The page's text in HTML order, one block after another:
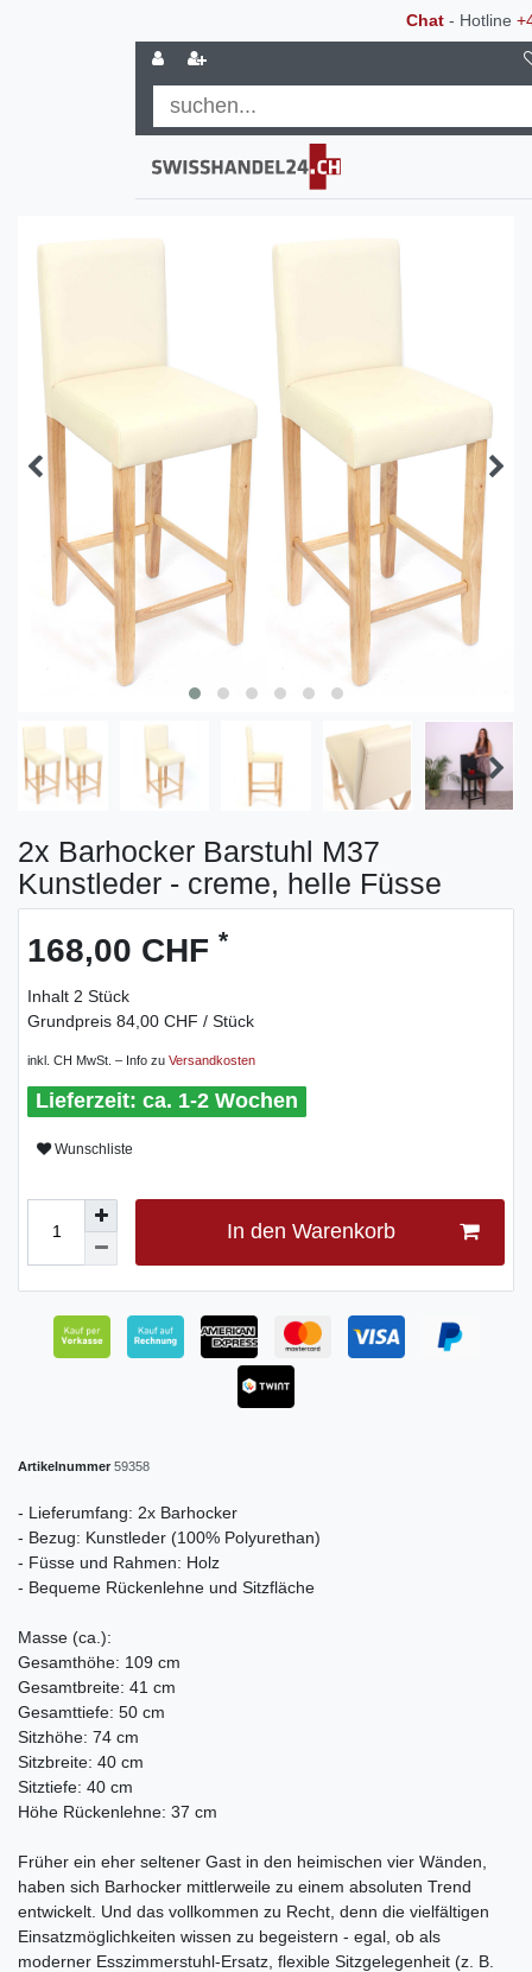
Chat- Hotline
2x Barhocker Barstuhl M37
Kunstleder - creme, helle Füsse
168,00 CHF *
Inhalt 2 Stück
Grundpreis 84,00 CHF / Stück
inkl. CH MwSt. – Info zu Versandkosten
ca. 1-2 Wochen
Wunschliste
In den Warenkorb
Artikelnummer 59358
- Lieferumfang: 2x Barhocker
- Bezug: Kunstleder (100% Polyurethan)
- Füsse und Rahmen: Holz
- Bequeme Rückenlehne und Sitzfläche
Masse (ca.):
Gesamthöhe: 109 cm
Gesamtbreite: 41 cm
Gesamttiefe: 50 cm
Sitzhöhe: 74 cm
Sitzbreite: 40 cm
Sitztiefe: 40 cm
Höhe Rückenlehne: 37 cm
Früher ein eher seltener Gast in den heimischen vier Wänden,
haben sich Barhocker mittlerweile zu einem absoluten Trend
entwickelt. Und das vollkommen zu Recht, denn die vielfältigen
Einsatzmöglichkeiten wissen zu begeistern - egal, ob als
moderner Esszimmerstuhl-Ersatz, flexible Sitzgelegenheit (z. B.